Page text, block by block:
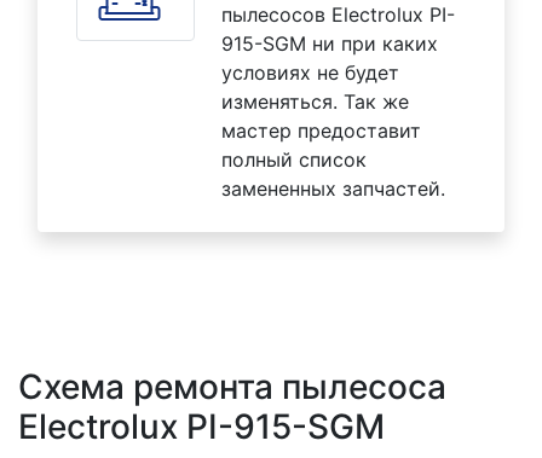
пылесосов Electrolux PI-
915-SGM ни при каких
условиях не будет
изменяться. Так же
мастер предоставит
полный список
замененных запчастей.
Схема ремонта пылесоса
Electrolux PI-915-SGM